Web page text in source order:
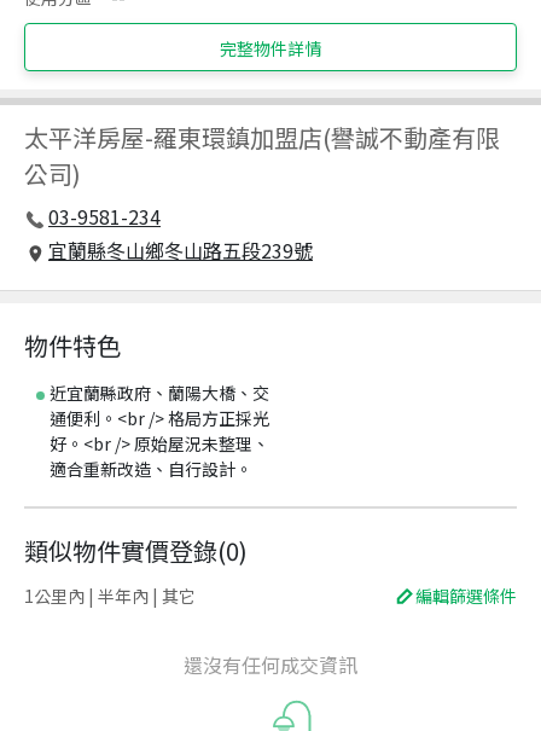
完整物件詳情
太平洋房屋-羅東環鎮加盟店(譽誠不動產有限
公司)
03-9581-234
宜蘭縣冬山鄉冬山路五段239號
物件特色
近宜蘭縣政府、蘭陽大橋、交
通便利。<br /> 格局方正採光
好。<br /> 原始屋況未整理、
適合重新改造、自行設計。
類似物件實價登錄(0)
1公里內 | 半年內 | 其它 編輯篩選條件
還沒有任何成交資訊